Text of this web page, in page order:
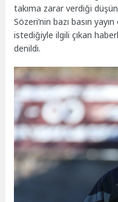
takıma zarar verdiği
Sözeri’nin bazı basın
istediğiyle ilgili çıkan
denildi.